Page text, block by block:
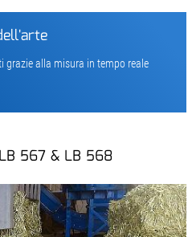
grazie alla misura in tempo reale
LB 567 & LB 568